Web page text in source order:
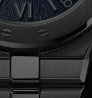
加拨“+86”）